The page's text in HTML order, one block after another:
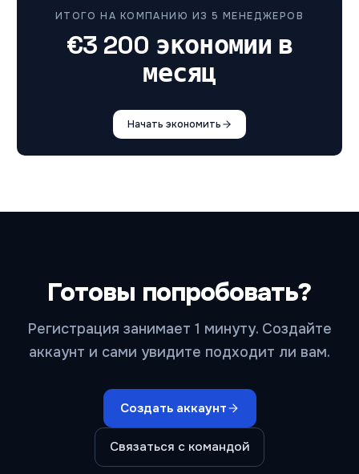
ИТОГО НА КОМПАНИЮ ИЗ 5 МЕНЕДЖЕРОВ
€3 200 экономии в
месяц
Начать экономить
Готовы попробовать?
Регистрация занимает 1 минуту. Создайте
аккаунт и сами увидите подходит ли вам.
Создать аккаунт
Связаться с командой